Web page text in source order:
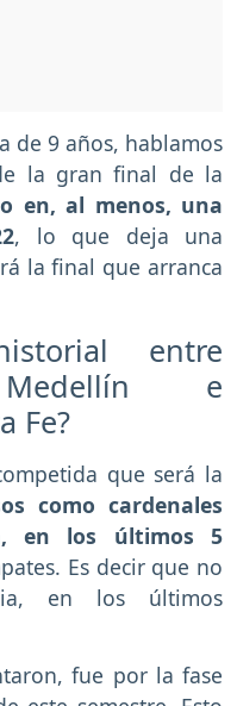
de 9 años, hablamos
la gran final de la
en, al menos, una
, lo que deja una
la final que arranca
entre
Medellín e
Fe?
que será la
como cardenales
en los últimos 5
Es decir que no
en los últimos
fue por la fase